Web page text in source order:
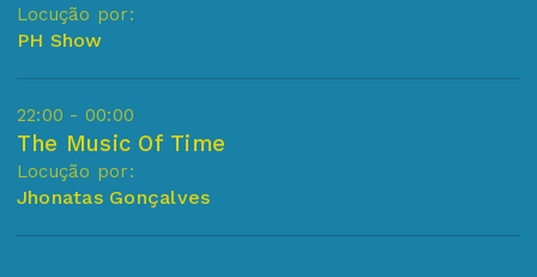
Locução por:
PH Show
22:00 - 00:00
The Music Of Time
Locução por:
Jhonatas Gonçalves